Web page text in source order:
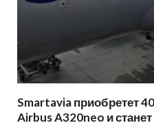
Smartavia приобретет
Airbus A320neo и